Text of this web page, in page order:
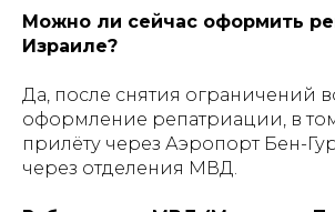
Можно ли сейчас оформить
Израиле?
Да, после снятия ограничений
оформление репатриации, в
прилёту через Аэропорт Бен-
через отделения МВД.